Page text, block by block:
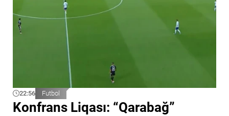
22:56 Futbol
Konfrans Liqası: “Qarabağ”